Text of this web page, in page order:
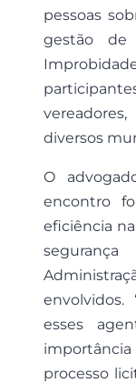
pessoas
gestão
diversos
O
encontro
eficiência
envolvidos.
esses
processo